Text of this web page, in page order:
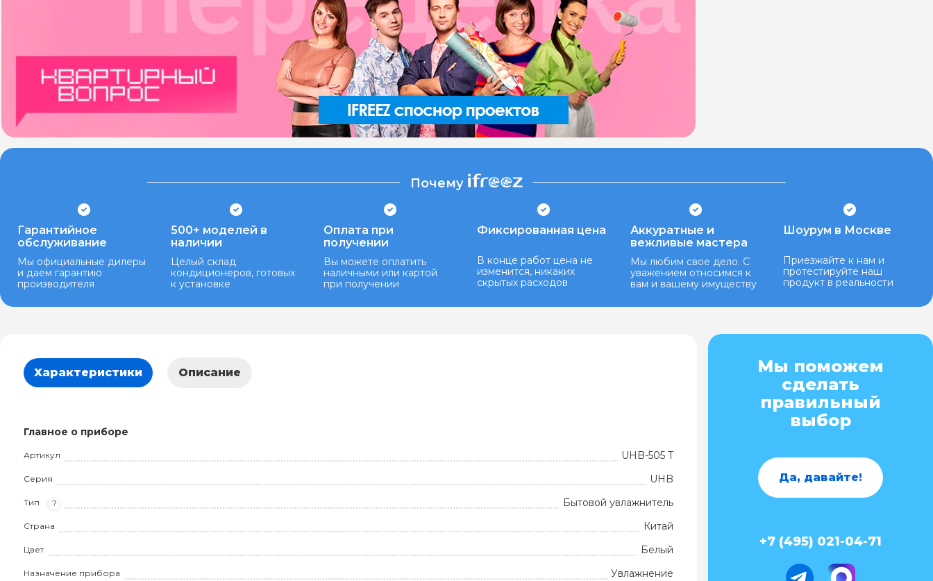
Почему
Гарантийное
обслуживание
Мы официальные дилеры
и даем гарантию
производителя
500+ моделей в
наличии
Целый склад
кондиционеров, готовых
к установке
Оплата при
получении
Вы можете оплатить
наличными или картой
при получении
Фиксированная цена
В конце работ цена не
изменится, никаких
скрытых расходов
Аккуратные и
вежливые мастера
Мы любим свое дело. С
уважением относимся к
вам и вашему имуществу
Шоурум в Москве
Приезжайте к нам и
протестируйте наш
продукт в реальности
Характеристики Описание
Главное о приборе
Артикул UHB-505 T
Серия UHB
Тип ? Бытовой увлажнитель
Страна Китай
Цвет Белый
Назначение прибора Увлажнение
Мы поможем
сделать
правильный
выбор
Да, давайте!
+7 (495) 021-04-71